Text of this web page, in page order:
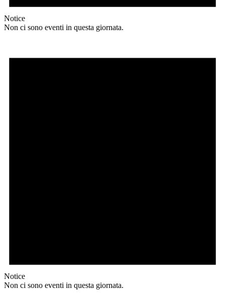
Notice
Non ci sono eventi in questa giornata.
Notice
Non ci sono eventi in questa giornata.